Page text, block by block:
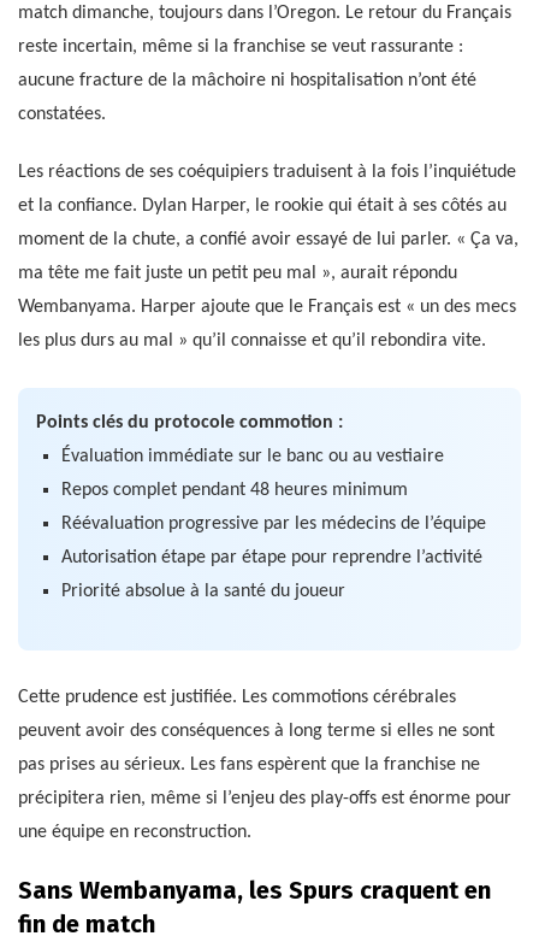
match dimanche, toujours dans l’Oregon. Le retour du Français
reste incertain, même si la franchise se veut rassurante :
aucune fracture de la mâchoire ni hospitalisation n’ont été
constatées.
Les réactions de ses coéquipiers traduisent à la fois l’inquiétude
et la confiance. Dylan Harper, le rookie qui était à ses côtés au
moment de la chute, a confié avoir essayé de lui parler. « Ça va,
ma tête me fait juste un petit peu mal », aurait répondu
Wembanyama. Harper ajoute que le Français est « un des mecs
les plus durs au mal » qu’il connaisse et qu’il rebondira vite.
Points clés du protocole commotion :
Évaluation immédiate sur le banc ou au vestiaire
Repos complet pendant 48 heures minimum
Réévaluation progressive par les médecins de l’équipe
Autorisation étape par étape pour reprendre l’activité
Priorité absolue à la santé du joueur
Cette prudence est justifiée. Les commotions cérébrales
peuvent avoir des conséquences à long terme si elles ne sont
pas prises au sérieux. Les fans espèrent que la franchise ne
précipitera rien, même si l’enjeu des play-offs est énorme pour
une équipe en reconstruction.
Sans Wembanyama, les Spurs craquent en
fin de match